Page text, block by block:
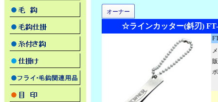
オーナー
☆ラインカッター(斜刃) FT-